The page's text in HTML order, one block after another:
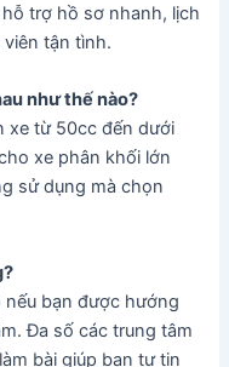
trợ hồ sơ nhanh, lịch
tận tình.
như thế nào?
xe từ 50cc đến dưới
xe phân khối lớn
sử dụng mà chọn
nếu bạn được hướng
Đa số các trung tâm
bài giúp bạn tự tin